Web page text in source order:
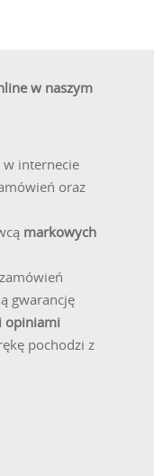
w naszym
internecie
oraz
markowych
gwarancję
opiniami
pochodzi z